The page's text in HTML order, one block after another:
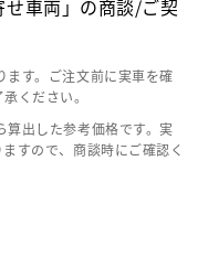
車両」の商談/ご契
ます。ご注文前に実車を確
ください。
算出した参考価格です。実
すので、商談時にご確認く